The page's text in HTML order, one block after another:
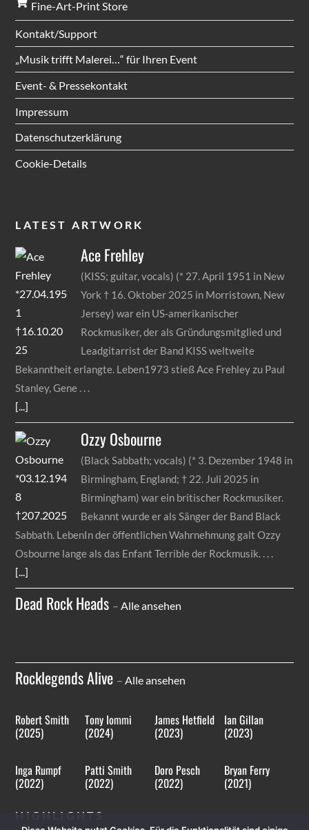
Fine-Art-Print Store
Kontakt/Support
„Musik trifft Malerei…“ für Ihren Event
Event- & Pressekontakt
Impressum
Datenschutzerklärung
Cookie-Details
LATEST ARTWORK
AceFrehley
(KISS; guitar, vocals) (* 27. April 1951 in New
York † 16. Oktober 2025 in Morristown, New
Jersey) war ein US-amerikanischer
Rockmusiker, der als Gründungsmitglied und
Leadgitarrist der Band KISS weltweite
Bekanntheit erlangte. Leben1973 stieß Ace Frehley zu Paul
Stanley, Gene
[...]
OzzyOsbourne
(Black Sabbath; vocals) (* 3. Dezember 1948 in
Birmingham, England; † 22. Juli 2025 in
Birmingham) war ein britischer Rockmusiker.
Bekannt wurde er als Sänger der Band Black
Sabbath. LebenIn der öffentlichen Wahrnehmung galt Ozzy
Osbourne lange als das Enfant Terrible der Rockmusik.
[...]
Dead Rock Heads –Alle ansehen
Rocklegends Alive –Alle ansehen
Robert Smith
(2025)
Tony Iommi
(2024)
James Hetfield
(2023)
Ian Gillan
(2023)
Inga Rumpf
(2022)
Patti Smith
(2022)
Doro Pesch
(2022)
Bryan Ferry
(2021)
HIGHLIGHTS